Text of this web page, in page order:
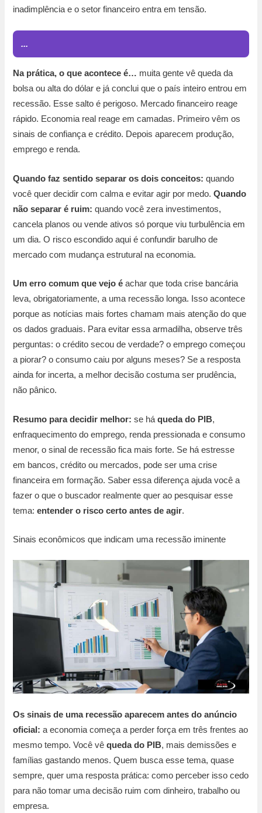
inadimplência e o setor financeiro entra em tensão.
...
Na prática, o que acontece é… muita gente vê queda da
bolsa ou alta do dólar e já conclui que o país inteiro entrou em
recessão. Esse salto é perigoso. Mercado financeiro reage
rápido. Economia real reage em camadas. Primeiro vêm os
sinais de confiança e crédito. Depois aparecem produção,
emprego e renda.
Quando faz sentido separar os dois conceitos: quando
você quer decidir com calma e evitar agir por medo.Quando
não separar é ruim: quando você zera investimentos,
cancela planos ou vende ativos só porque viu turbulência em
um dia. O risco escondido aqui é confundir barulho de
mercado com mudança estrutural na economia.
Um erro comum que vejo é achar que toda crise bancária
leva, obrigatoriamente, a uma recessão longa. Isso acontece
porque as notícias mais fortes chamam mais atenção do que
os dados graduais. Para evitar essa armadilha, observe três
perguntas: o crédito secou de verdade? o emprego começou
a piorar? o consumo caiu por alguns meses? Se a resposta
ainda for incerta, a melhor decisão costuma ser prudência,
não pânico.
Resumo para decidir melhor: se háqueda do PIB,
enfraquecimento do emprego, renda pressionada e consumo
menor, o sinal de recessão fica mais forte. Se há estresse
em bancos, crédito ou mercados, pode ser uma crise
financeira em formação. Saber essa diferença ajuda você a
fazer o que o buscador realmente quer ao pesquisar esse
tema:entender o risco certo antes de agir.
Sinais econômicos que indicam uma recessão iminente
Os sinais de uma recessão aparecem antes do anúncio
oficial: a economia começa a perder força em três frentes ao
mesmo tempo. Você vêqueda do PIB, mais demissões e
famílias gastando menos. Quem busca esse tema, quase
sempre, quer uma resposta prática: como perceber isso cedo
para não tomar uma decisão ruim com dinheiro, trabalho ou
empresa.